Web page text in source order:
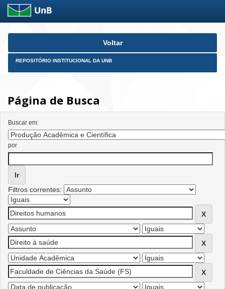
Skip
Voltar
REPOSITÓRIO INSTITUCIONAL DA UNB
Página de Busca
Buscar em:
por
Filtros correntes: